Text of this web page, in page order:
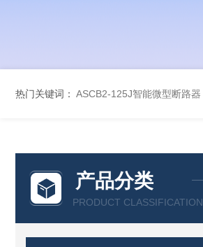
热门关键词： ASCB2-125J智能微型断路器
产品分类
PRODUCT CLASSIFICATION